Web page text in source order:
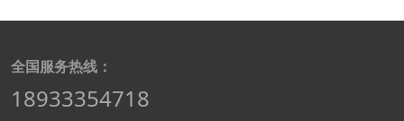
全国服务热线：
18933354718